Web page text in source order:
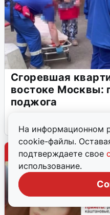
На информационном
cookie-файлы.
подтверждаете свое
использование.
Сгоревшая
востоке Москвы:
поджога